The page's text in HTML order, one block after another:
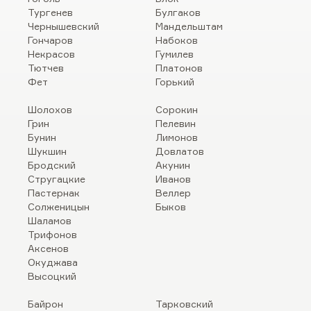
Тургенев
Чернышевский
Гончаров
Некрасов
Тютчев
Фет
Булгаков
Мандельштам
Набоков
Гумилев
Платонов
Горький
Шолохов
Грин
Бунин
Шукшин
Бродский
Стругацкие
Пастернак
Солженицын
Шаламов
Трифонов
Аксенов
Окуджава
Высоцкий
Сорокин
Пелевин
Лимонов
Довлатов
Акунин
Иванов
Веллер
Быков
Байрон Тарковский